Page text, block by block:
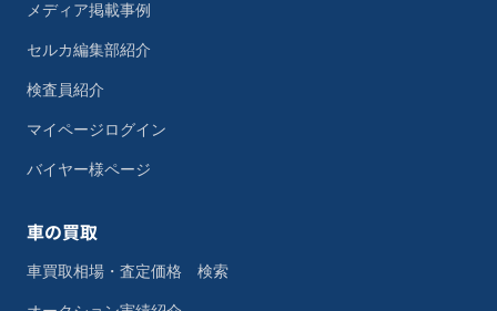
メディア掲載事例
セルカ編集部紹介
検査員紹介
マイページログイン
バイヤー様ページ
車の買取
車買取相場・査定価格 検索